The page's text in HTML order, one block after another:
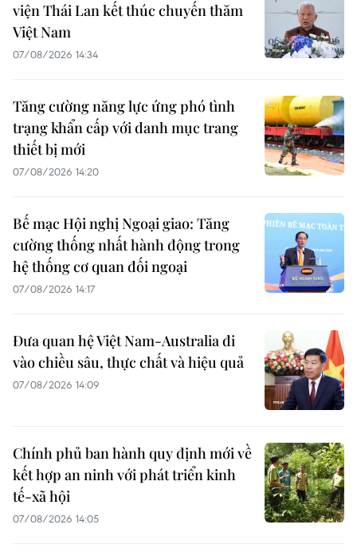
viện Thái Lan kết thúc chuyến thăm
Việt Nam
07/08/2026 14:34
Tăng cường năng lực ứng phó tình
trạng khẩn cấp với danh mục trang
thiết bị mới
07/08/2026 14:20
Bế mạc Hội nghị Ngoại giao: Tăng
cường thống nhất hành động trong
hệ thống cơ quan đối ngoại
07/08/2026 14:17
Đưa quan hệ Việt Nam-Australia đi
vào chiều sâu, thực chất và hiệu quả
07/08/2026 14:09
Chính phủ ban hành quy định mới về
kết hợp an ninh với phát triển kinh
tế-xã hội
07/08/2026 14:05